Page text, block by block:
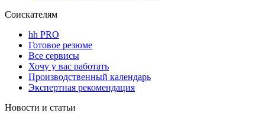
Соискателям
hh PRO
Готовое резюме
Все сервисы
Хочу у вас работать
Производственный календарь
Экспертная рекомендация
Новости и статьи